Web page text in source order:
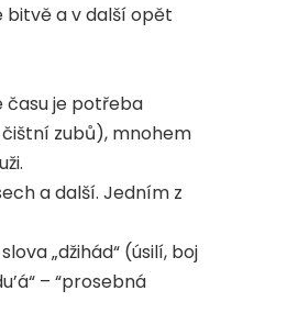
bitvě a v další opět
času je potřeba
zubů), mnohem
a další. Jedním z
„džihád“ (úsilí, boj
– “prosebná